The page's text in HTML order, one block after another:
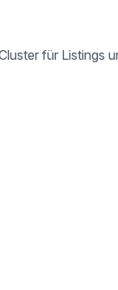
für Listings